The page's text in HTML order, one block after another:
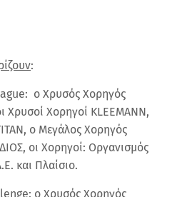
:
ο Χρυσός Χορηγός
Χρυσοί Χορηγοί KLEEMANN,
ο Μεγάλος Χορηγός
οι Χορηγοί: Οργανισμός
και Πλαίσιο.
ο Χρυσός Χορηγός